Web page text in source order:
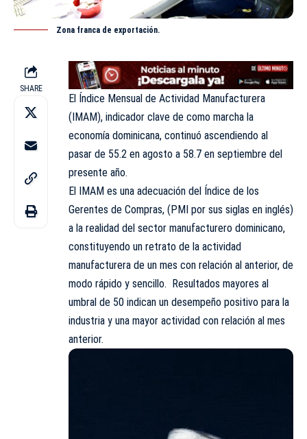
Zona franca de exportación.
SHARE
El Índice Mensual de Actividad Manufacturera
(IMAM), indicador clave de como marcha la
economía dominicana, continuó ascendiendo al
pasar de 55.2 en agosto a 58.7 en septiembre del
presente año.
El IMAM es una adecuación del Índice de los
Gerentes de Compras, (PMI por sus siglas en inglés)
a la realidad del sector manufacturero dominicano,
constituyendo un retrato de la actividad
manufacturera de un mes con relación al anterior, de
modo rápido y sencillo. Resultados mayores al
umbral de 50 indican un desempeño positivo para la
industria y una mayor actividad con relación al mes
anterior.